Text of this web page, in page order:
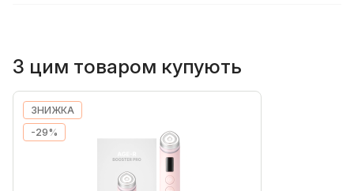
З цим товаром купують
ЗНИЖКА
-29%